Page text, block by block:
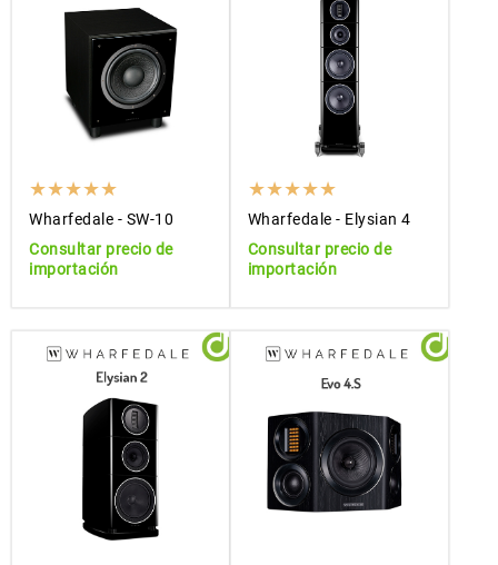
Wharfedale - SW-10
Consultar precio de
importación
Wharfedale - Elysian 4
Consultar precio de
importación